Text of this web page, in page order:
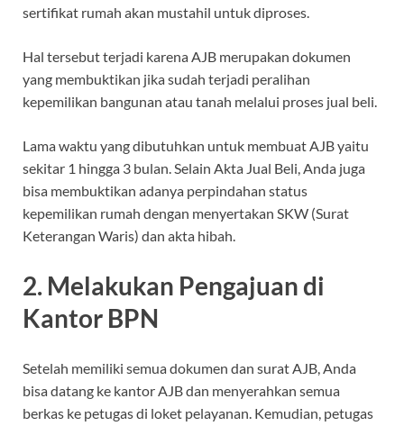
sertifikat rumah akan mustahil untuk diproses.
Hal tersebut terjadi karena AJB merupakan dokumen
yang membuktikan jika sudah terjadi peralihan
kepemilikan bangunan atau tanah melalui proses jual beli.
Lama waktu yang dibutuhkan untuk membuat AJB yaitu
sekitar 1 hingga 3 bulan. Selain Akta Jual Beli, Anda juga
bisa membuktikan adanya perpindahan status
kepemilikan rumah dengan menyertakan SKW (Surat
Keterangan Waris) dan akta hibah.
2. Melakukan Pengajuan di
Kantor BPN
Setelah memiliki semua dokumen dan surat AJB, Anda
bisa datang ke kantor AJB dan menyerahkan semua
berkas ke petugas di loket pelayanan. Kemudian, petugas